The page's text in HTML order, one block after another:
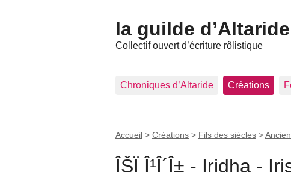
la guilde d’Altaride
Collectif ouvert d’écriture rôlistique
Chroniques d’Altaride Créations
Accueil > Créations > Fils des siècles >
ÎŠÏ Î¹Î´Î± - Iridha -